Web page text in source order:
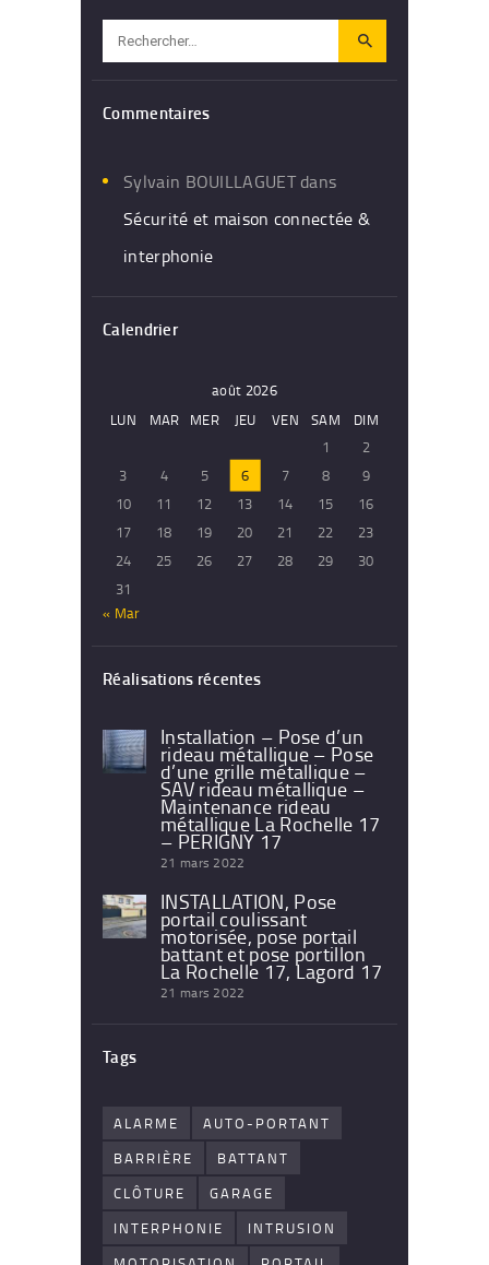
Commentaires
Sylvain BOUILLAGUETdans
Sécurité et maison connectée &
interphonie
Calendrier
août 2026
LUN
MAR MER JEU VEN SAM
DIM
1
2
3
4 5 6 7 8
9
10
11 12 13 14 15
16
17
18 19 20 21 22
23
24
25 26 27 28 29
30
31
« Mar
Réalisations récentes
Installation – Pose d’un
rideau métallique – Pose
d’une grille métallique –
SAV rideau métallique –
Maintenance rideau
métallique La Rochelle 17
– PERIGNY 17
21 mars 2022
INSTALLATION, Pose
portail coulissant
motorisée, pose portail
battant et pose portillon
La Rochelle 17, Lagord 17
21 mars 2022
Tags
ALARME
AUTO-PORTANT
BARRIÈRE
BATTANT
CLÔTURE
GARAGE
INTERPHONIE
INTRUSION